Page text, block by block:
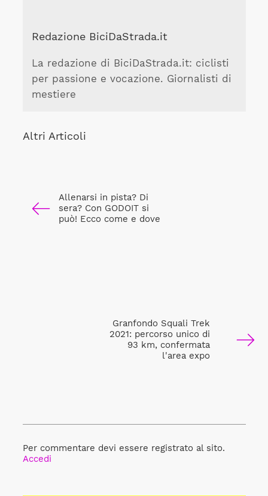
Redazione BiciDaStrada.it
La redazione di BiciDaStrada.it: ciclisti
per passione e vocazione. Giornalisti di
mestiere
Altri Articoli
Allenarsi in pista? Di
sera? Con GODOIT si
può! Ecco come e dove
Granfondo Squali Trek
2021: percorso unico di
93 km, confermata
l'area expo
Per commentare devi essere registrato al sito.
Accedi